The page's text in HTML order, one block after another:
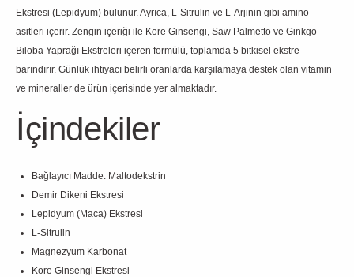
Ekstresi (Lepidyum) bulunur. Ayrıca, L-Sitrulin ve L-Arjinin gibi amino
asitleri içerir. Zengin içeriği ile Kore Ginsengi, Saw Palmetto ve Ginkgo
Biloba Yaprağı Ekstreleri içeren formülü, toplamda 5 bitkisel ekstre
barındırır. Günlük ihtiyacı belirli oranlarda karşılamaya destek olan vitamin
ve mineraller de ürün içerisinde yer almaktadır.
İçindekiler
Bağlayıcı Madde: Maltodekstrin
Demir Dikeni Ekstresi
Lepidyum (Maca) Ekstresi
L-Sitrulin
Magnezyum Karbonat
Kore Ginsengi Ekstresi